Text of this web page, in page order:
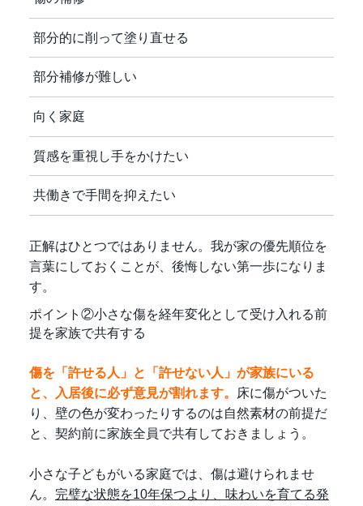
部分的に削って塗り直せる
部分補修が難しい
向く家庭
質感を重視し手をかけたい
共働きで手間を抑えたい
正解はひとつではありません。我が家の優先順位を
言葉にしておくことが、後悔しない第一歩になりま
す。
ポイント②小さな傷を経年変化として受け入れる前
提を家族で共有する
傷を「許せる人」と「許せない人」が家族にいる
と、入居後に必ず意見が割れます。
床に傷がついた
り、壁の色が変わったりするのは自然素材の前提だ
と、契約前に家族全員で共有しておきましょう。
小さな子どもがいる家庭では、傷は避けられませ
ん。 完璧な状態を10年保つより、味わいを育てる発